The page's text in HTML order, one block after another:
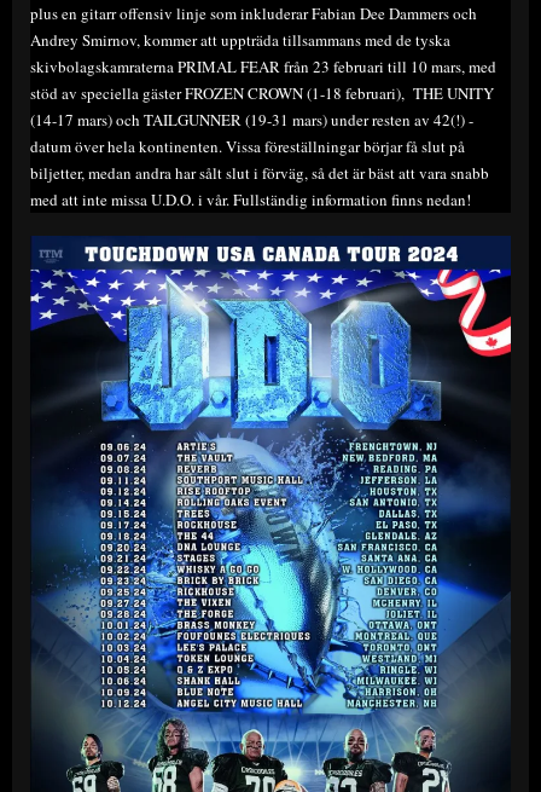
plus en gitarr offensiv linje som inkluderar Fabian Dee Dammers och
Andrey Smirnov, kommer att uppträda tillsammans med de tyska
skivbolagskamraterna PRIMAL FEAR från 23 februari till 10 mars, med
stöd av speciella gäster FROZEN CROWN (1-18 februari), THE UNITY
(14-17 mars) och TAILGUNNER (19-31 mars) under resten av 42(!) -
datum över hela kontinenten. Vissa föreställningar börjar få slut på
biljetter, medan andra har sålt slut i förväg, så det är bäst att vara snabb
med att inte missa U.D.O. i vår. Fullständig information finns nedan!